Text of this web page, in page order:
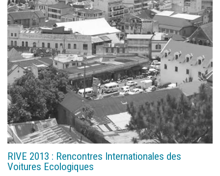
RIVE 2013 : Rencontres Internationales des
Voitures Ecologiques